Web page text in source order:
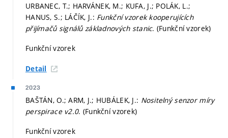
URBANEC, T.; HARVÁNEK, M.; KUFA, J.; POLÁK, L.;
HANUS, S.; LÁČÍK, J.: Funkční vzorek kooperujících
přijímačů signálů základnových stanic. (Funkční vzorek)
Funkční vzorek
Detail
2023
BAŠTÁN, O.; ARM, J.; HUBÁLEK, J.: Nositelný senzor míry
perspirace v2.0. (Funkční vzorek)
Funkční vzorek